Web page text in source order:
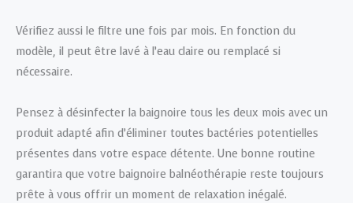
Vérifiez aussi le filtre une fois par mois. En fonction du
modèle, il peut être lavé à l’eau claire ou remplacé si
nécessaire.
Pensez à désinfecter la baignoire tous les deux mois avec un
produit adapté afin d’éliminer toutes bactéries potentielles
présentes dans votre espace détente. Une bonne routine
garantira que votre baignoire balnéothérapie reste toujours
prête à vous offrir un moment de relaxation inégalé.